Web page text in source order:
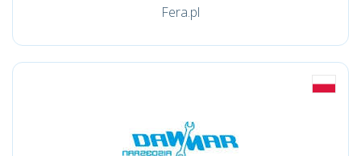
Fera.pl